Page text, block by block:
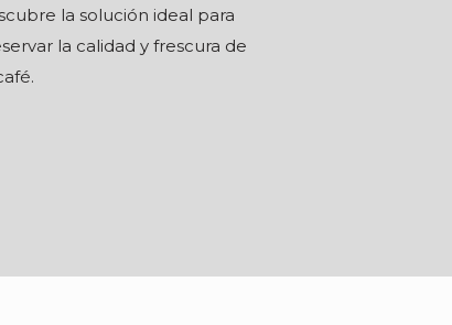
la solución ideal para
la calidad y frescura de